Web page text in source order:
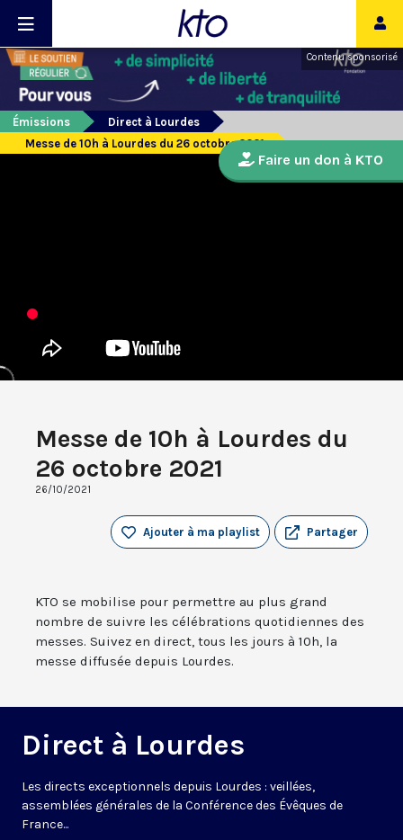
Contenu sponsorisé
Émissions
Direct à Lourdes
Messe de 10h à Lourdes du 26 octobre 2021
Messe de 10h à Lourdes du
26 octobre 2021
26/10/2021
Partager
Ajouter à ma playlist
KTO se mobilise pour permettre au plus grand
nombre de suivre les célébrations quotidiennes des
messes. Suivez en direct, tous les jours à 10h, la
messe diffusée depuis Lourdes.
Direct à Lourdes
Les directs exceptionnels depuis Lourdes : veillées,
assemblées générales de la Conférence des Évêques de
France...
Faire un don à KTO